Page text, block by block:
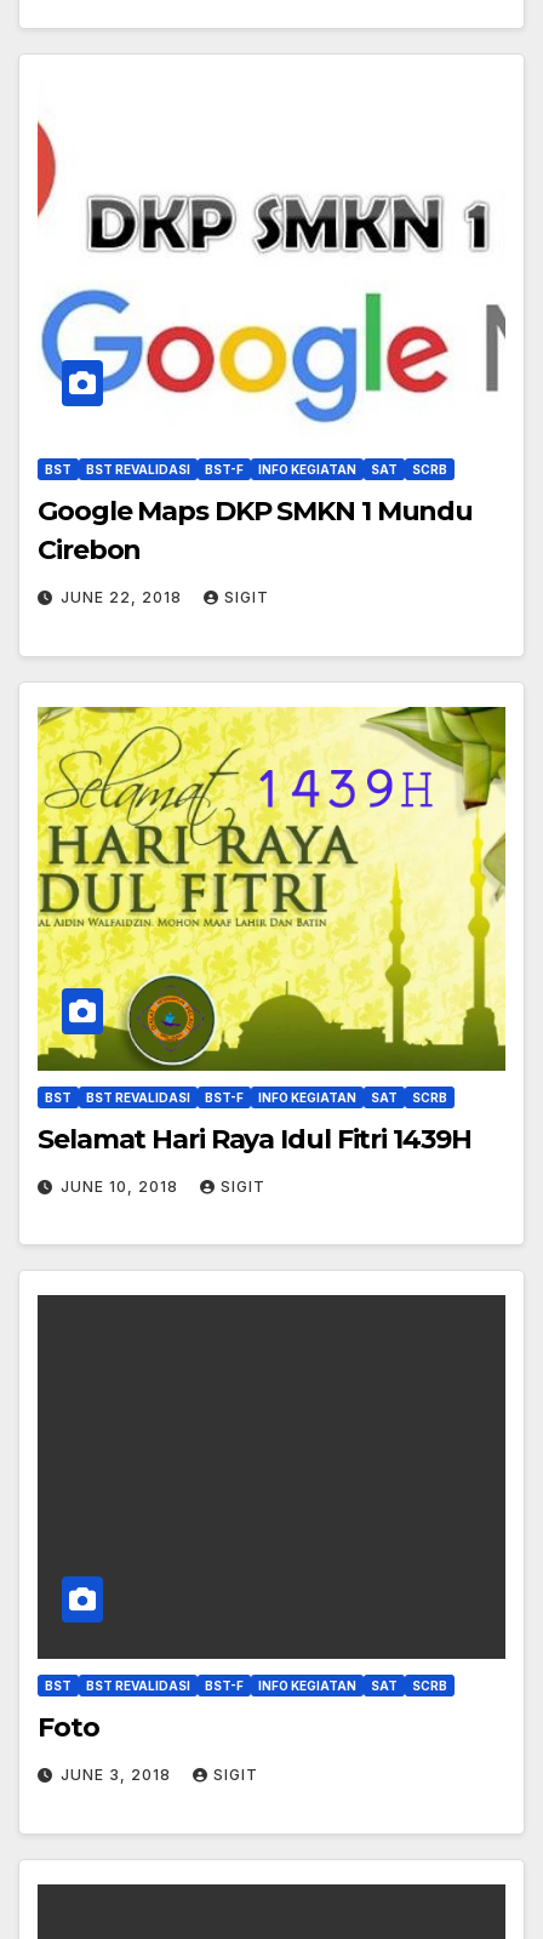
BST BST REVALIDASI BST-F INFO KEGIATAN SAT SCRB
Google Maps DKP SMKN 1 Mundu
Cirebon
JUNE 22, 2018 SIGIT
BST BST REVALIDASI BST-F INFO KEGIATAN SAT SCRB
Selamat Hari Raya Idul Fitri 1439H
JUNE 10, 2018 SIGIT
BST BST REVALIDASI BST-F INFO KEGIATAN SAT SCRB
Foto
JUNE 3, 2018 SIGIT